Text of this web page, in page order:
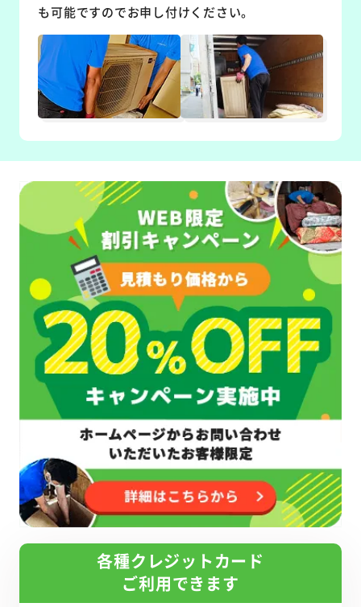
も可能ですのでお申し付けください。
各種クレジットカード
ご利用できます